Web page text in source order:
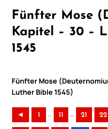
Fünfter Mose
Kapitel – 30 –
1545
Fünfter Mose
Luther Bible 1545)
◄ 1 .. 11 .. 21 22